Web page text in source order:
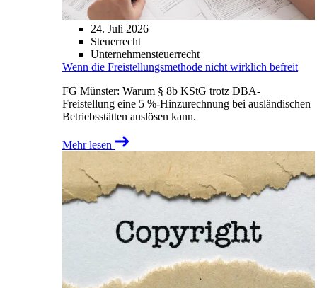
24. Juli 2026
Steuerrecht
Unternehmensteuerrecht
Wenn die Freistellungsmethode nicht wirklich befreit
FG Münster: Warum § 8b KStG trotz DBA-
Freistellung eine 5 %-Hinzurechnung bei ausländischen
Betriebsstätten auslösen kann.
Mehr lesen